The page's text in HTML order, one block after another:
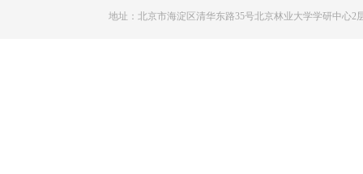
地址：北京市海淀区清华东路35号北京林业大学学研中心2